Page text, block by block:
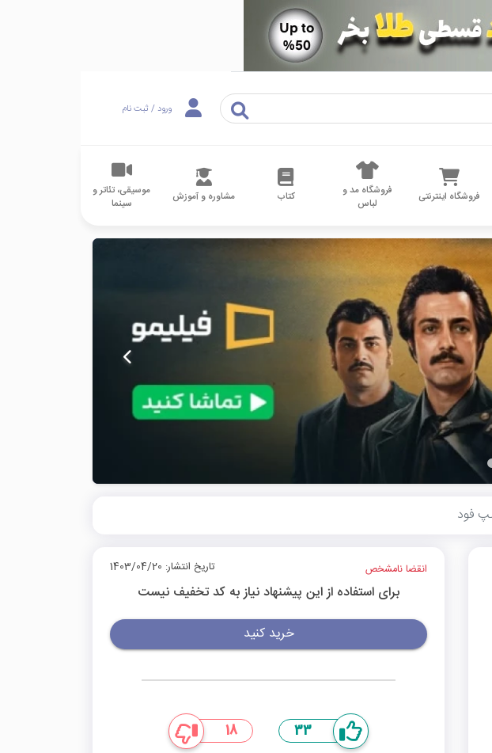
ورود / ثبت نام
فروشگاه اینترنتی
فروشگاه مد و
لباس
کتاب مشاوره و آموزش
موسیقی، تئاتر و
سینما
انقضا نامشخص تاریخ انتشار: 1403/04/20
برای استفاده از این پیشنهاد نیاز به کد تخفیف نیست
خرید کنید
33
18